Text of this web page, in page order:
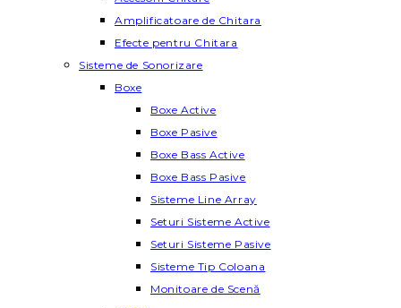
Amplificatoare de Chitara
Efecte pentru Chitara
Sisteme de Sonorizare
Boxe
Boxe Active
Boxe Pasive
Boxe Bass Active
Boxe Bass Pasive
Sisteme Line Array
Seturi Sisteme Active
Seturi Sisteme Pasive
Sisteme Tip Coloana
Monitoare de Scenă